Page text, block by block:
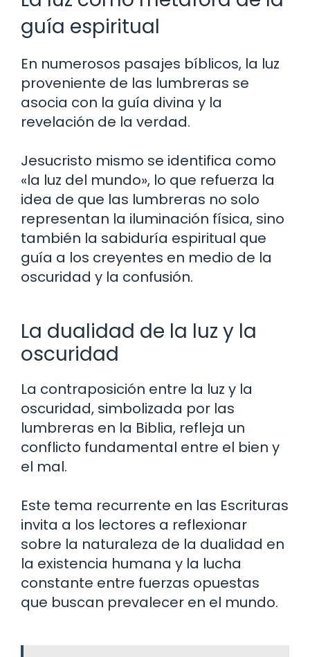
guía espiritual
En numerosos pasajes bíblicos, la luz
proveniente de las lumbreras se
asocia con la guía divina y la
revelación de la verdad.
Jesucristo mismo se identifica como
«la luz del mundo», lo que refuerza la
idea de que las lumbreras no solo
representan la iluminación física, sino
también la sabiduría espiritual que
guía a los creyentes en medio de la
oscuridad y la confusión.
La dualidad de la luz y la
oscuridad
La contraposición entre la luz y la
oscuridad, simbolizada por las
lumbreras en la Biblia, refleja un
conflicto fundamental entre el bien y
el mal.
Este tema recurrente en las Escrituras
invita a los lectores a reflexionar
sobre la naturaleza de la dualidad en
la existencia humana y la lucha
constante entre fuerzas opuestas
que buscan prevalecer en el mundo.